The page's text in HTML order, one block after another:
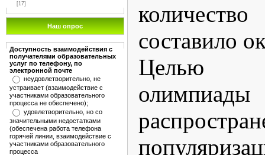
[17]
Наш опрос
Доступность взаимодействия с
получателями образовательных
услуг по телефону, по
электронной почте
неудовлетворительно, не
устраивает (взаимодействие с
участниками образовательного
процесса не обеспечено);
удовлетворительно, но со
значительными недостатками
(обеспечена работа телефона
горячей линии, взаимодействие с
участниками образовательного
процесса
составило
Целью